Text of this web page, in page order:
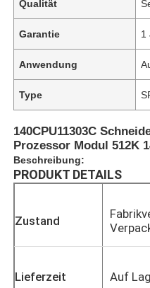
Qualität
Garantie 1
Anwendung
Type
140CPU11303C
Prozessor Modul 512K
Beschreibung:
PRODUKT DETAILS
Zustand
Lieferzeit Auf